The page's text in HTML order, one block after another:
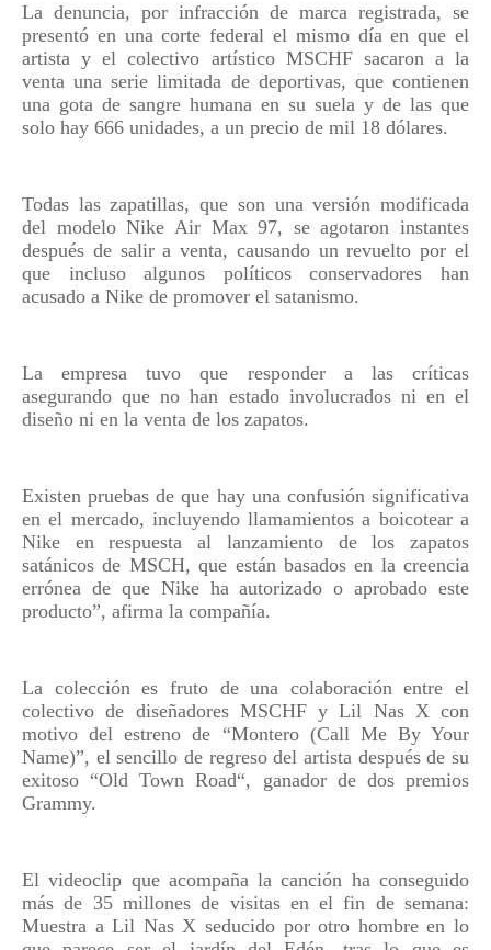
La denuncia, por infracción de marca registrada, se
presentó en una corte federal el mismo día en que el
artista y el colectivo artístico MSCHF sacaron a la
venta una serie limitada de deportivas, que contienen
una gota de sangre humana en su suela y de las que
solo hay 666 unidades, a un precio de mil 18 dólares.
Todas las zapatillas, que son una versión modificada
del modelo Nike Air Max 97, se agotaron instantes
después de salir a venta, causando un revuelto por el
que incluso algunos políticos conservadores han
acusado a Nike de promover el satanismo.
La empresa tuvo que responder a las críticas
asegurando que no han estado involucrados ni en el
diseño ni en la venta de los zapatos.
Existen pruebas de que hay una confusión significativa
en el mercado, incluyendo llamamientos a boicotear a
Nike en respuesta al lanzamiento de los zapatos
satánicos de MSCH, que están basados en la creencia
errónea de que Nike ha autorizado o aprobado este
producto”, afirma la compañía.
La colección es fruto de una colaboración entre el
colectivo de diseñadores MSCHF y Lil Nas X con
motivo del estreno de “Montero (Call Me By Your
Name)”, el sencillo de regreso del artista después de su
exitoso “Old Town Road“, ganador de dos premios
Grammy.
El videoclip que acompaña la canción ha conseguido
más de 35 millones de visitas en el fin de semana:
Muestra a Lil Nas X seducido por otro hombre en lo